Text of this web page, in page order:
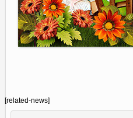
[related-news]